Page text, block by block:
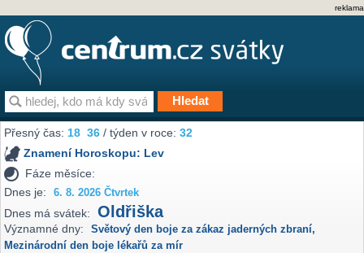
reklama
Přesný čas:18 36 / týden v roce:32
Znamení Horoskopu: Lev
Fáze měsíce:
Dnes je:
6. 8. 2026 Čtvrtek
Dnes má svátek: Oldřiška
Významné dny: Světový den boje za zákaz jaderných zbraní,
Mezinárodní den boje lékařů za mír